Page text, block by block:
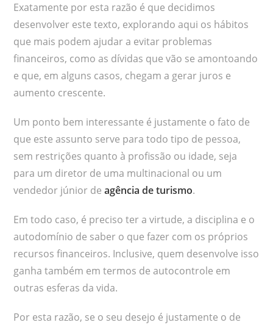
Exatamente por esta razão é que decidimos
desenvolver este texto, explorando aqui os hábitos
que mais podem ajudar a evitar problemas
financeiros, como as dívidas que vão se amontoando
e que, em alguns casos, chegam a gerar juros e
aumento crescente.
Um ponto bem interessante é justamente o fato de
que este assunto serve para todo tipo de pessoa,
sem restrições quanto à profissão ou idade, seja
para um diretor de uma multinacional ou um
vendedor júnior deagência de turismo.
Em todo caso, é preciso ter a virtude, a disciplina e o
autodomínio de saber o que fazer com os próprios
recursos financeiros. Inclusive, quem desenvolve isso
ganha também em termos de autocontrole em
outras esferas da vida.
Por esta razão, se o seu desejo é justamente o de